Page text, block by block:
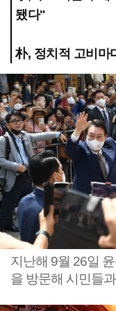
됐다"
朴, 정치적 고비마
지난해 9월 26일
을 방문해 시민들